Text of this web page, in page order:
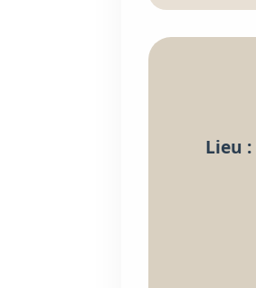
Lieu :